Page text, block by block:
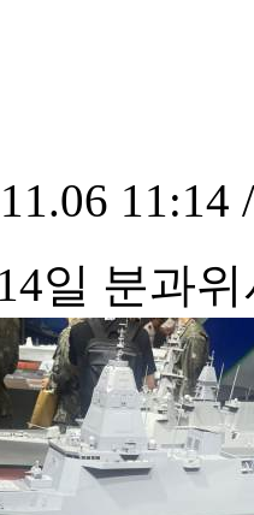
11:14
일 분과